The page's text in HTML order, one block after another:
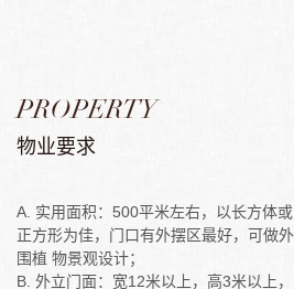
PROPERTY
A. 实用面积：500平米左右，以长方体或
正方形为佳，门口有外摆区最好，可做外
围植 物景观设计；